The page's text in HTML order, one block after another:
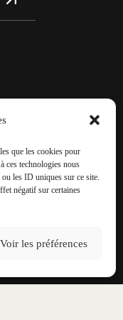
que les cookies pour
ces technologies nous
les ID uniques sur ce site.
négatif sur certaines
Voir les préférences